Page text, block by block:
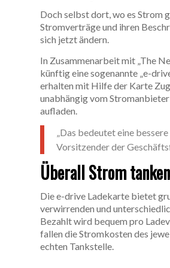
Doch selbst dort, wo es Strom
Stromverträge und ihren
sich jetzt ändern.
In Zusammenarbeit mit „The
künftig eine sogenannte „e-
erhalten mit Hilfe der Karte
unabhängig vom
aufladen.
„Das bedeutet eine
Vorsitzender der
Überall Strom
Die e-drive Ladekarte bietet
verwirrenden und
Bezahlt wird bequem pro
fallen die Stromkosten des
echten Tankstelle.